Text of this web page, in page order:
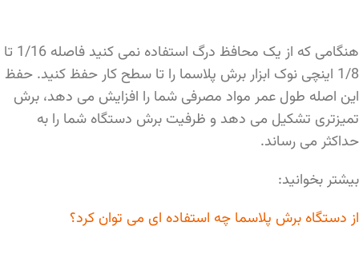
هنگامی که از یک محافظ درگ استفاده نمی کنید فاصله 1/16 تا
1/8 اینچی نوک ابزار برش پلاسما را تا سطح کار حفظ کنید. حفظ
این اصله طول عمر مواد مصرفی شما را افزایش می دهد، برش
تمیزتری تشکیل می دهد و ظرفیت برش دستگاه شما را به
حداکثر می رساند.
بیشتر بخوانید:
از دستگاه برش پلاسما چه استفاده ای می توان کرد؟